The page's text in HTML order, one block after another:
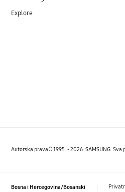
Explore
Autorska prava© 1995. - 2026. SAMSUNG. Sva
Bosna i Hercegovina/Bosanski